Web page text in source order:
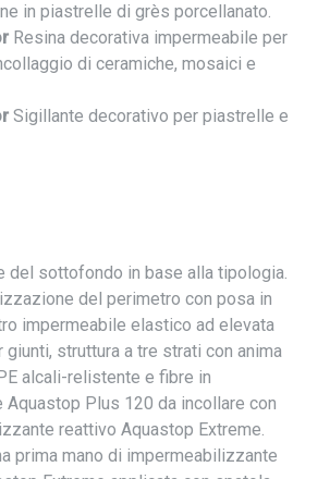
in piastrelle di grès porcellanato.
Resina decorativa impermeabile per
di ceramiche, mosaici e
Sigillante decorativo per piastrelle e
del sottofondo in base alla tipologia.
del perimetro con posa in
impermeabile elastico ad elevata
giunti, struttura a tre strati con anima
alcali-relistente e fibre in
Plus 120 da incollare con
reattivo Aquastop Extreme.
prima mano di impermeabilizzante